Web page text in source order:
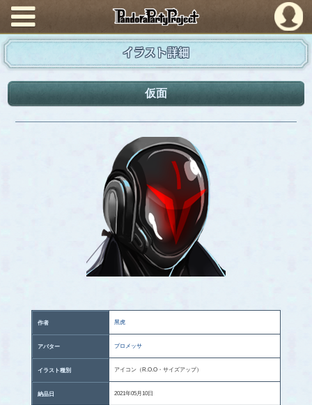
PandoraPartyProject
イラスト詳細
仮面
作者 黑虎
アバター プロメッサ
イラスト種別 アイコン（R.O.O・サイズアップ）
納品日 2021年05月10日